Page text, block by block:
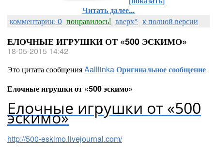
Читать далее...
комментарии: 0 понравилось! вверх^ к полной версии
ЕЛОЧНЫЕ ИГРУШКИ ОТ «500 ЭСКИМО»
18-05-2015 14:42
Это цитата сообщенияAalllinkaОригинальное сообщение
Елочные игрушки от «500 эскимо»
Елочные игрушки от «500
эскимо»
http://500-eskimo.livejournal.com/